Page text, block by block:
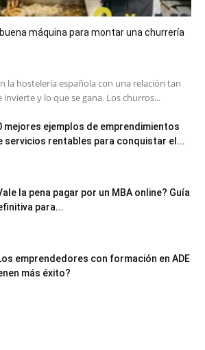
máquina para montar una churrería
la hostelería española con una relación tan
y lo que se gana. Los churros...
mejores ejemplos de emprendimientos
servicios rentables para conquistar el...
la pena pagar por un MBA online? Guía
para...
emprendedores con formación en ADE
más éxito?